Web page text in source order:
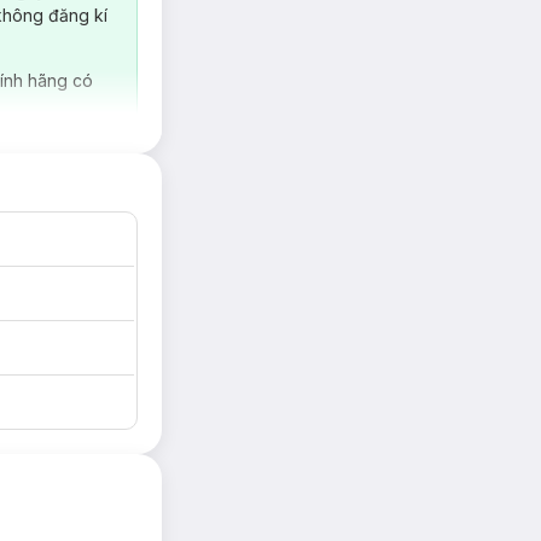
ăn gia đình”,Sài
đăng kí
hãng có